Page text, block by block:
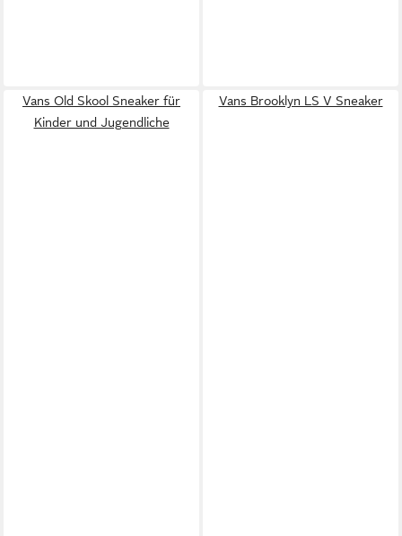
Vans Old Skool Sneaker für
Kinder und Jugendliche
Vans Brooklyn LS V Sneaker